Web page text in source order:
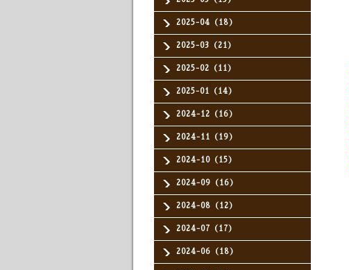
2025-04（18）
2025-03（21）
2025-02（11）
2025-01（14）
2024-12（16）
2024-11（19）
2024-10（15）
2024-09（16）
2024-08（12）
2024-07（17）
2024-06（18）